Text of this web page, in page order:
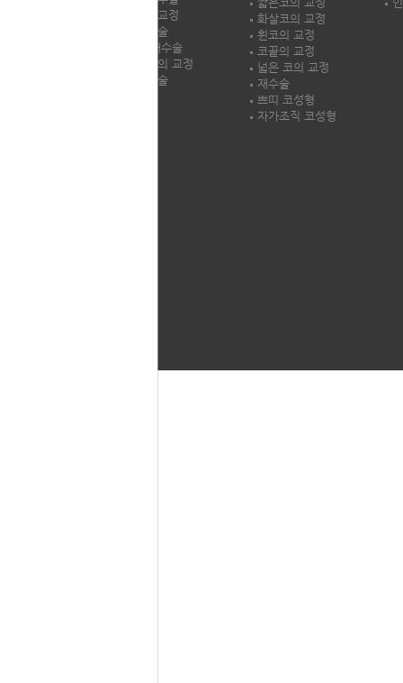
안검하수교정
안검성형술
쌍꺼풀 재수술
다크서클의 교정
이마교정술
화살코의 교정
휜코의 교정
코끝의 교정
넓은 코의 교정
재수술
쁘띠 코성형
자가조직 코성형